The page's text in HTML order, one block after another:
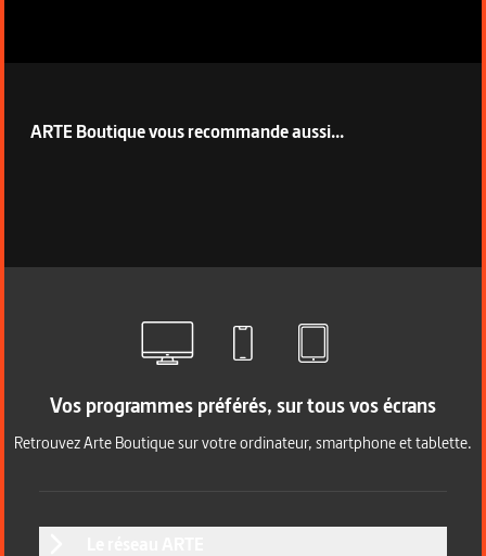
ARTE Boutique vous recommande aussi...
Vos programmes préférés, sur tous vos écrans
Retrouvez Arte Boutique sur votre ordinateur, smartphone et tablette.